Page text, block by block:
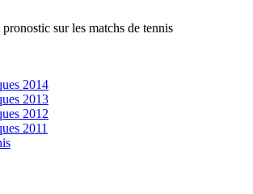
sur les matchs de tennis
2014
2013
2012
2011